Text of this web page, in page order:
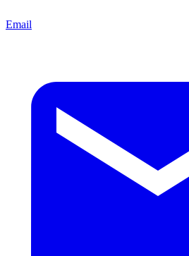
Email